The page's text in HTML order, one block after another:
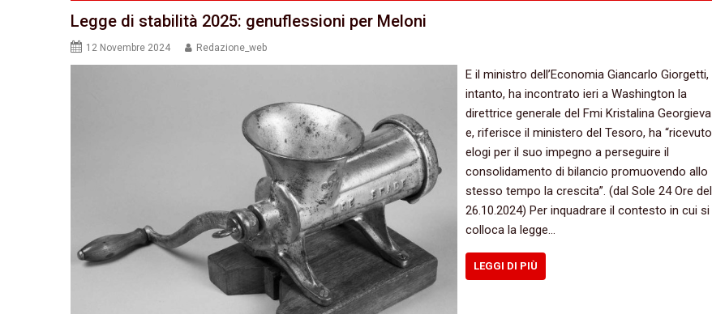
Legge di stabilità 2025: genuflessioni per Meloni
12 Novembre 2024 Redazione_web
E il ministro dell’Economia Giancarlo Giorgetti,
intanto, ha incontrato ieri a Washington la
direttrice generale del Fmi Kristalina Georgieva
e, riferisce il ministero del Tesoro, ha “ricevuto
elogi per il suo impegno a perseguire il
consolidamento di bilancio promuovendo allo
stesso tempo la crescita”. (dal Sole 24 Ore del
26.10.2024) Per inquadrare il contesto in cui si
colloca la legge…
LEGGI DI PIÙ